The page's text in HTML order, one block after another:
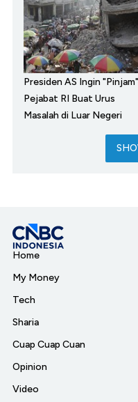
Presiden AS Ingin "Pinjam"
Pejabat RI Buat Urus
Masalah di Luar Negeri
Home
My Money
Tech
Sharia
Cuap Cuap Cuan
Opinion
Video